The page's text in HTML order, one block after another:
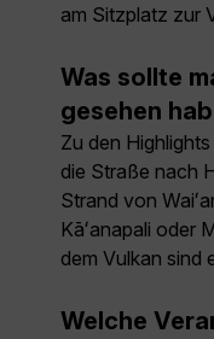
am Sitzplatz zur
Was sollte
gesehen
Zu den
die Straße nach
Strand von
Kāʻanapali oder
dem Vulkan sind
Welche